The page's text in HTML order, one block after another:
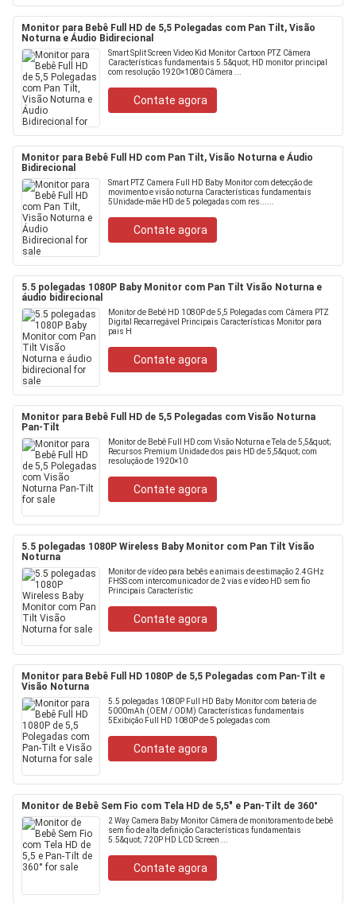
Monitor para Bebê Full HD de 5,5 Polegadas com Pan Tilt, Visão
Noturna e Áudio Bidirecional
Smart Split Screen Video Kid Monitor Cartoon PTZ Câmera
Características fundamentais 5.5&quot; HD monitor principal
com resolução 1920×1080 Câmera ...
Contate agora
Monitor para Bebê Full HD com Pan Tilt, Visão Noturna e Áudio
Bidirecional
Smart PTZ Camera Full HD Baby Monitor com detecção de
movimento e visão noturna Características fundamentais
5Unidade-mãe HD de 5 polegadas com res......
Contate agora
5.5 polegadas 1080P Baby Monitor com Pan Tilt Visão Noturna e
áudio bidirecional
Monitor de Bebê HD 1080P de 5,5 Polegadas com Câmera PTZ
Digital Recarregável Principais Características Monitor para
pais H
Contate agora
Monitor para Bebê Full HD de 5,5 Polegadas com Visão Noturna
Pan-Tilt
Monitor de Bebê Full HD com Visão Noturna e Tela de 5,5&quot;
Recursos Premium Unidade dos pais HD de 5,5&quot; com
resolução de 1920×10
Contate agora
5.5 polegadas 1080P Wireless Baby Monitor com Pan Tilt Visão
Noturna
Monitor de vídeo para bebês e animais de estimação 2.4GHz
FHSS com intercomunicador de 2 vias e vídeo HD sem fio
Principais Característic
Contate agora
Monitor para Bebê Full HD 1080P de 5,5 Polegadas com Pan-Tilt e
Visão Noturna
5.5 polegadas 1080P Full HD Baby Monitor com bateria de
5000mAh (OEM / ODM) Características fundamentais
5Exibição Full HD 1080P de 5 polegadas com
Contate agora
Monitor de Bebê Sem Fio com Tela HD de 5,5" e Pan-Tilt de 360°
2 Way Camera Baby Monitor Câmera de monitoramento de bebê
sem fio de alta definição Características fundamentais
5.5&quot; 720P HD LCD Screen ...
Contate agora